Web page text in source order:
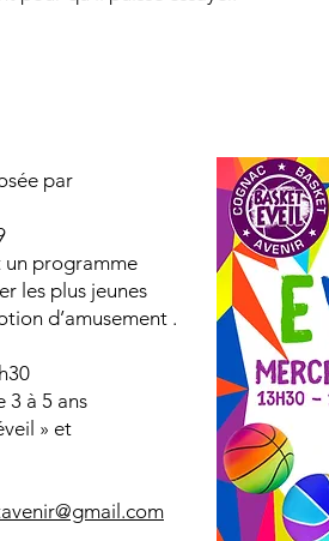
par
un programme
les plus jeunes
d’amusement .
3 à 5 ans
» et